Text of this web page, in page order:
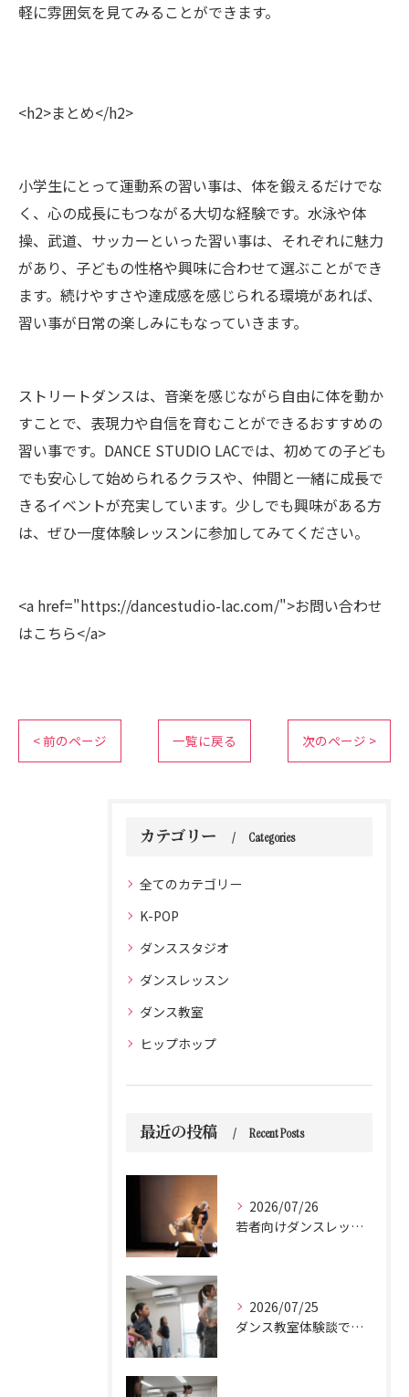
軽に雰囲気を見てみることができます。
<h2>まとめ</h2>
小学生にとって運動系の習い事は、体を鍛えるだけでな
く、心の成長にもつながる大切な経験です。水泳や体
操、武道、サッカーといった習い事は、それぞれに魅力
があり、子どもの性格や興味に合わせて選ぶことができ
ます。続けやすさや達成感を感じられる環境があれば、
習い事が日常の楽しみにもなっていきます。
ストリートダンスは、音楽を感じながら自由に体を動か
すことで、表現力や自信を育むことができるおすすめの
習い事です。DANCE STUDIO LACでは、初めての子ども
でも安心して始められるクラスや、仲間と一緒に成長で
きるイベントが充実しています。少しでも興味がある方
は、ぜひ一度体験レッスンに参加してみてください。
<a href="https://dancestudio-lac.com/">お問い合わせ
はこちら</a>
< 前のページ 一覧に戻る 次のページ >
カテゴリー Categories
全てのカテゴリー
K-POP
ダンススタジオ
ダンスレッスン
ダンス教室
ヒップホップ
最近の投稿 Recent Posts
2026/07/26
若者向けダンスレッスンで大阪府大阪市の初心者にも安心の選び方ガイド
2026/07/25
ダンス教室体験談で大阪府大阪市の初心者向け雰囲気や費用を徹底解説